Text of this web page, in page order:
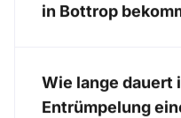
in Bottrop
Wie lange dauert
Entrümpelung